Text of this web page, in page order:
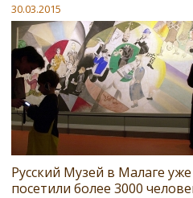
30.03.2015
Русский Музей в Малаге уже
посетили более 3000